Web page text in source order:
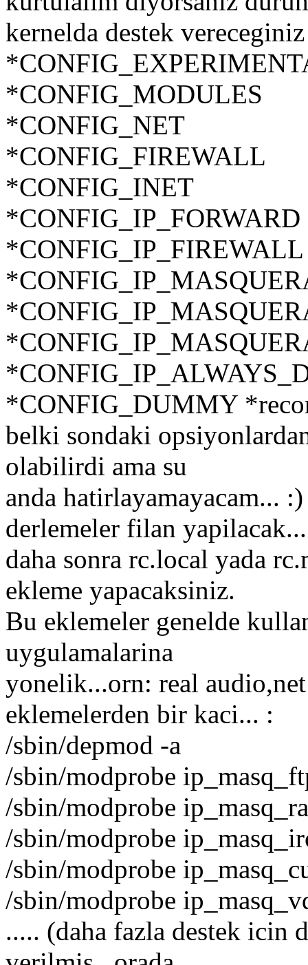
kernelda destek
*CONFIG_MODULES
*CONFIG_NET
*CONFIG_FIREWALL
*CONFIG_INET
*CONFIG_IP_FORWARD
*CONFIG_IP_FIREWALL
*CONFIG_DUMMY
belki sondaki
olabilirdi ama su
anda hatirlayamayacam... :)
derlemeler filan yapilacak...
daha sonra rc.local yada
ekleme yapacaksiniz.
Bu eklemeler genelde
uygulamalarina
yonelik...orn: real
eklemelerden bir kaci... :
/sbin/depmod -a
/sbin/modprobe
/sbin/modprobe
/sbin/modprobe
/sbin/modprobe
/sbin/modprobe
..... (daha fazla destek icin